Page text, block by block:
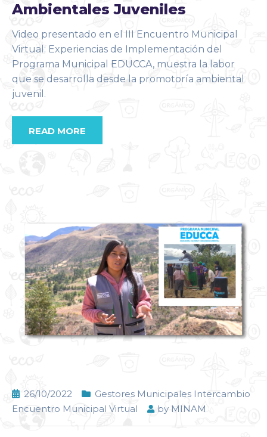
Ambientales Juveniles
Video presentado en el III Encuentro Municipal
Virtual: Experiencias de Implementación del
Programa Municipal EDUCCA, muestra la labor
que se desarrolla desde la promotoría ambiental
juvenil.
READ MORE
26/10/2022
Gestores Municipales Intercambio
Encuentro Municipal Virtual
by MINAM